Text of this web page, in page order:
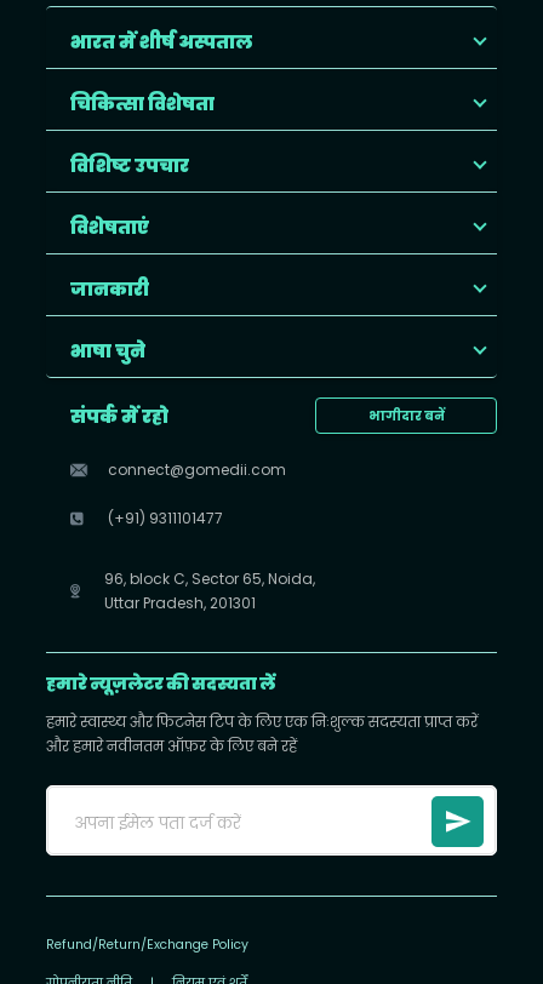
भारत में शीर्ष अस्पताल
चिकित्सा विशेषता
विशिष्ट उपचार
विशेषताएं
जानकारी
भाषा चुने
भागीदार बनें
संपर्क में रहो
connect@gomedii.com
(+91) 9311101477
96, block C, Sector 65, Noida,
Uttar Pradesh, 201301
हमारे न्यूज़लेटर की सदस्यता लें
हमारे स्वास्थ्य और फिटनेस टिप के लिए एक निःशुल्क सदस्यता प्राप्त करें
और हमारे नवीनतम ऑफ़र के लिए बने रहें
Refund/Return/Exchange Policy